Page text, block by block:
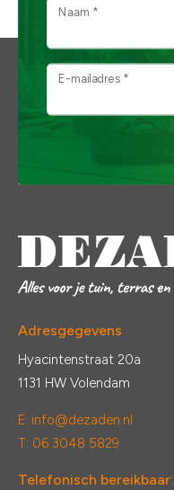
Naam *
E-mailadres *
Adresgegevens
Hyacintenstraat 20a
1131 HW Volendam
E: info@dezaden.nl
T: 06 3048 5829
Telefonisch bereikbaar: